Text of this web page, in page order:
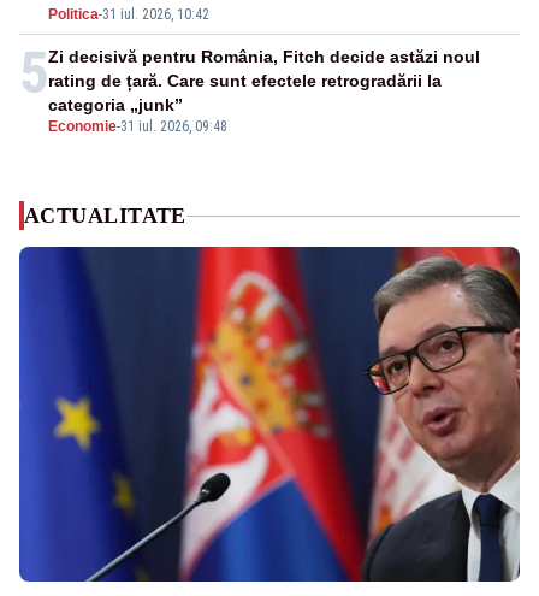
Politica-31 iul. 2026, 10:42
5
Economie-31 iul. 2026, 09:48
Zi decisivă pentru România, Fitch decide astăzi noul
rating de țară. Care sunt efectele retrogradării la
categoria „junk”
ACTUALITATE